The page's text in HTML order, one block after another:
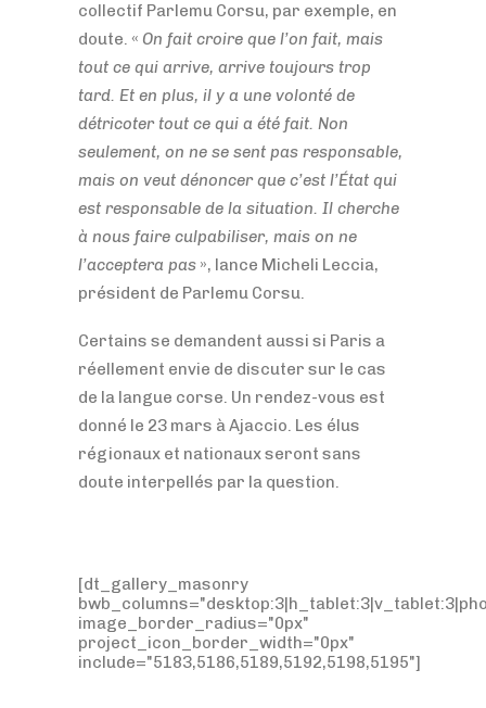
collectif Parlemu Corsu, par exemple, en
doute. « On fait croire que l’on fait, mais
tout ce qui arrive, arrive toujours trop
tard. Et en plus, il y a une volonté de
détricoter tout ce qui a été fait. Non
seulement, on ne se sent pas responsable,
mais on veut dénoncer que c’est l’État qui
est responsable de la situation. Il cherche
à nous faire culpabiliser, mais on ne
l’acceptera pas », lance Micheli Leccia,
président de Parlemu Corsu.
Certains se demandent aussi si Paris a
réellement envie de discuter sur le cas
de la langue corse. Un rendez-vous est
donné le 23 mars à Ajaccio. Les élus
régionaux et nationaux seront sans
doute interpellés par la question.
[dt_gallery_masonry
image_border_radius="0px"
project_icon_border_width="0px"
include="5183,5186,5189,5192,5198,5195"]